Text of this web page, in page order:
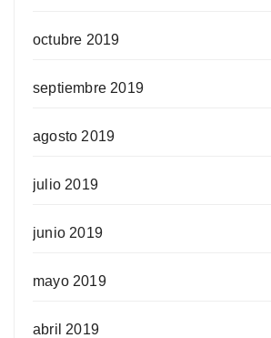
octubre 2019
septiembre 2019
agosto 2019
julio 2019
junio 2019
mayo 2019
abril 2019